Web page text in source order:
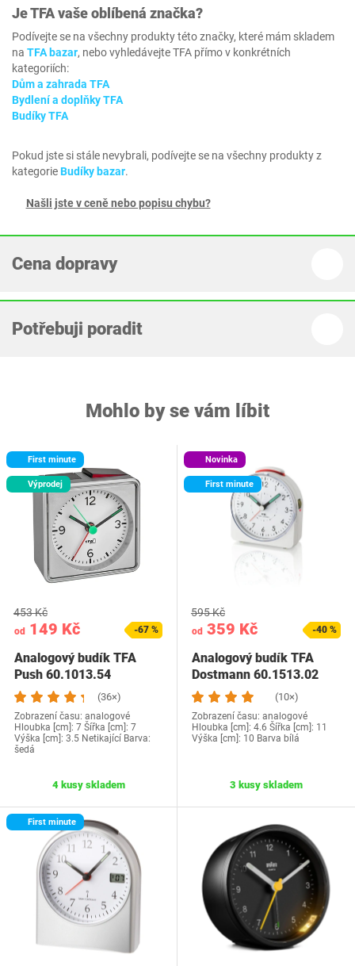
JeTFAvaše oblíbená značka?
Podívejte se na všechny produkty této značky, které mám skladem
na TFA bazar, nebo vyhledávejte TFA přímo v konkrétních
kategoriích:
Dům a zahrada TFA
Bydlení a doplňky TFA
Budíky TFA
Pokud jste si stále nevybrali, podívejte se na všechny produkty z
kategorieBudíky bazar.
Našli jste v ceně nebo popisu chybu?
Cena dopravy
Potřebuji poradit
Mohlo by se vám líbit
First minute
Výprodej
od 149 Kč
453 Kč
-67 %
Analogový budík TFA
Push 60.1013.54
(36×)
Zobrazení času: analogové
Hloubka [cm]: 7 Šířka [cm]: 7
Výška [cm]: 3.5 Netikající Barva:
šedá
4 kusy skladem
Novinka
First minute
od 359 Kč
595 Kč
-40 %
Analogový budík TFA
Dostmann 60.1513.02
(10×)
Zobrazení času: analogové
Hloubka [cm]: 4.6 Šířka [cm]: 11
Výška [cm]: 10 Barva bílá
3 kusy skladem
First minute